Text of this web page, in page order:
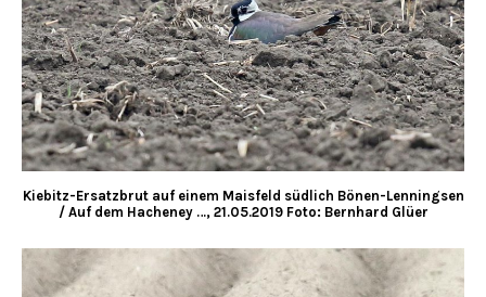
Kiebitz-Ersatzbrut auf einem Maisfeld südlich Bönen-Lenningsen
/ Auf dem Hacheney …, 21.05.2019 Foto: Bernhard Glüer